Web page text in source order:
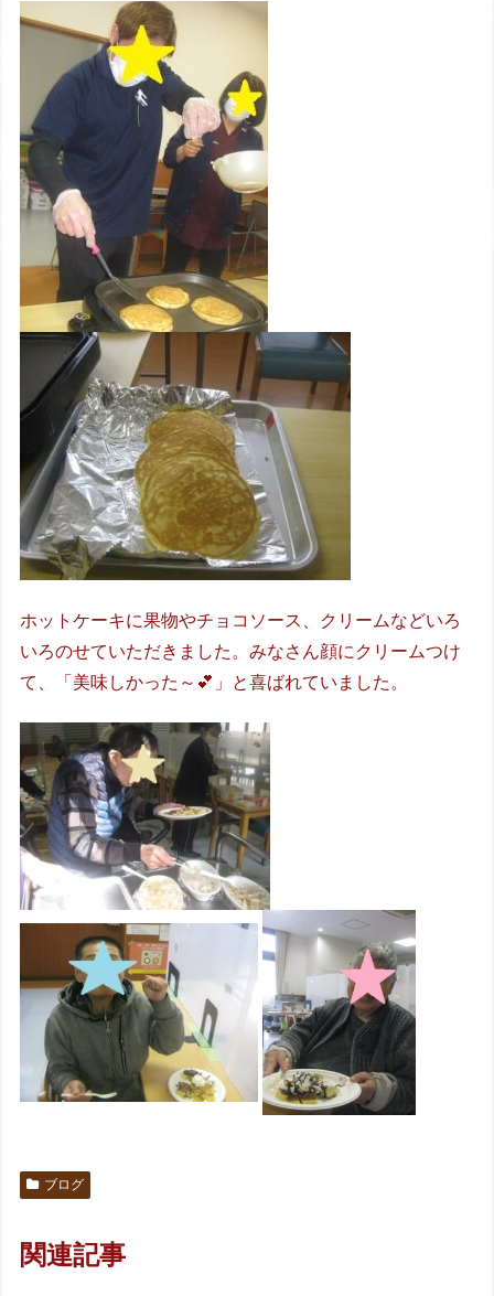
ホットケーキに果物やチョコソース、クリームなどいろ
いろのせていただきました。みなさん顔にクリームつけ
て、「美味しかった～💕」と喜ばれていました。
ブログ
関連記事